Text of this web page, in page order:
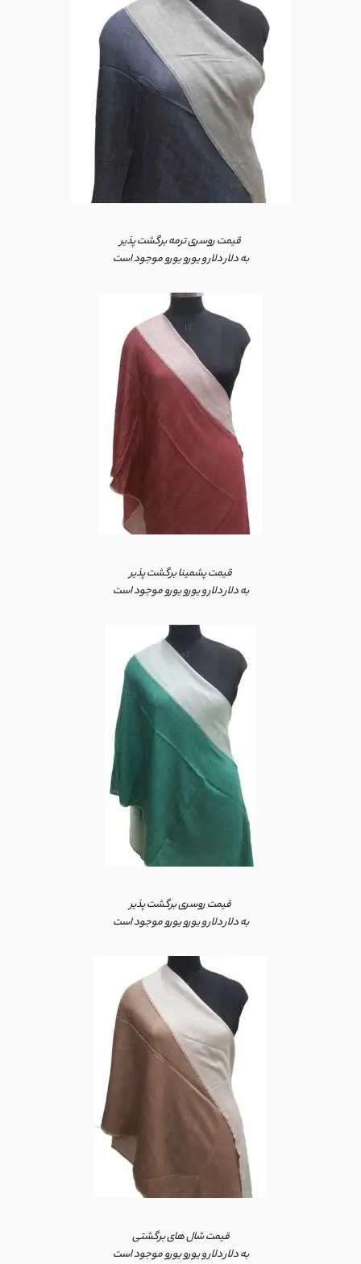
قیمت روسری ترمه برگشت پذیر
به دلار دلار و یورو یورو موجود است
قیمت پشمینا برگشت پذیر
به دلار دلار و یورو یورو موجود است
قیمت روسری برگشت پذیر
به دلار دلار و یورو یورو موجود است
قیمت شال های برگشتی
به دلار دلار و یورو یورو موجود است